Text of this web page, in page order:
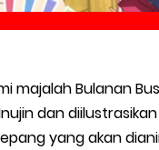
Jujutsu Kaisen
Cosmic Princess
Made in Abyss:
majalah Bulanan
dan
yang akan